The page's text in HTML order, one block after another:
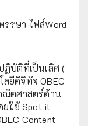
รษา ไฟล์Word
ฏิบัติที่เป็นเลิศ (
ยีดิจิทัจ OBEC
ณิตศาสตร์ด้าน
ยใช้ Spot it
Content